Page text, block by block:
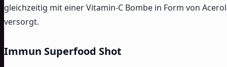
gleichzeitig mit einer Vitamin-C Bombe in Form von
versorgt.
Immun Superfood Shot